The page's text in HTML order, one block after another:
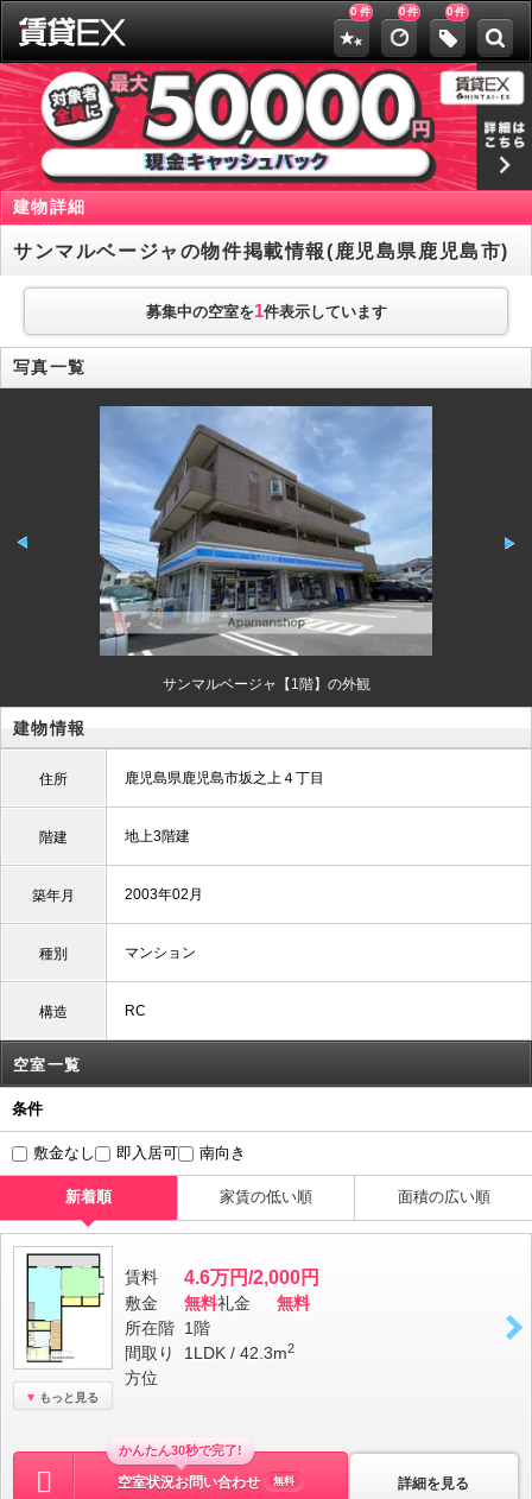
0 件 0件 0件
建物詳細
サンマルベージャの物件掲載情報(鹿児島県鹿児島市)
募集中の空室を1件表示しています
写真一覧
サンマルベージャ【1階】の外観
建物情報
住所 鹿児島県鹿児島市坂之上４丁目
階建 地上3階建
築年月 2003年02月
種別 マンション
構造 RC
空室一覧
条件
敷金なし 即入居可 南向き
新着順 家賃の低い順 面積の広い順
もっと見る
賃料 4.6万円/2,000円
敷金 無料礼金
無料
所在階 1階
間取り
1LDK / 42.3m2
方位
詳細を見る
かんたん30秒で完了!
空室状況お問い合わせ 無料